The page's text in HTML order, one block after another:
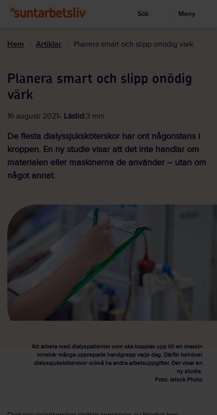
till
Visa sökruta
Sök Meny
Hem Artiklar Planera smart och slipp onödig värk
Planera smart och slipp onödig
värk
16 augusti 2021 Lästid:3 min
De flesta dialyssjuksköterskor har ont någonstans i
kroppen. En ny studie visar att det inte handlar om
materialen eller maskinerna de använder – utan om
något annat.
Att arbeta med dialyspatienter som ska kopplas upp till en maskin
innebär många upprepade handgrepp varje dag. Därför behöver
dialyssjuksköterskor också ha andra arbetsuppgifter. Det visar en
ny studie.
Foto: Istock Photo